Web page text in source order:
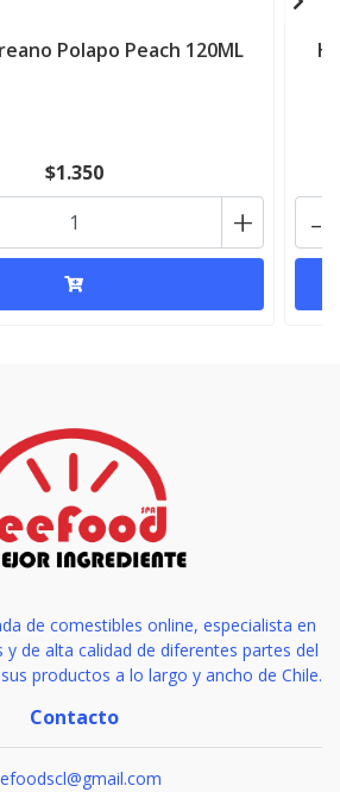
Polapo Peach 120ML
$1.350
+ -
de comestibles online, especialista en
y de alta calidad de diferentes partes del
productos a lo largo y ancho de Chile.
Contacto